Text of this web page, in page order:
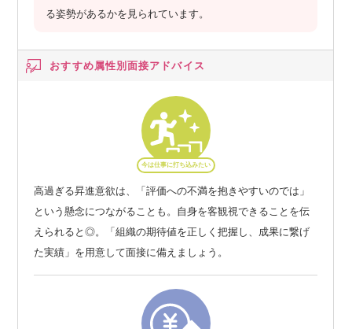
る姿勢があるかを見られています。
おすすめ属性別面接アドバイス
今は仕事に打ち込みたい
高過ぎる昇進意欲は、「評価への不満を抱きやすいのでは」
という懸念につながることも。自身を客観視できることを伝
えられると◎。「組織の期待値を正しく把握し、成果に繋げ
た実績」を用意して面接に備えましょう。